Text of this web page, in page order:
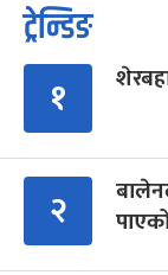
ट्रेन्डिङ
१
२